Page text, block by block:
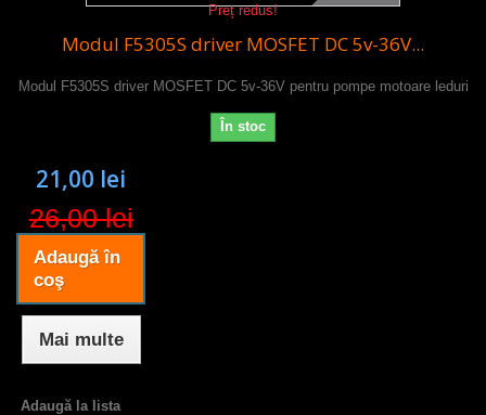
Preț redus!
Modul F5305S driver MOSFET DC 5v-36V...
Modul F5305S driver MOSFET DC 5v-36V pentru pompe motoare leduri
În stoc
21,00 lei
26,00 lei
Adaugă în
coş
Mai multe
Adaugă la lista